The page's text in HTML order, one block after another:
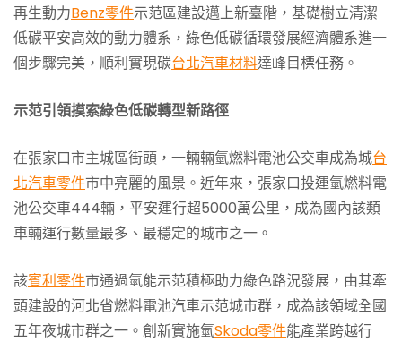
再生動力Benz零件示范區建設邁上新臺階，基礎樹立清潔
低碳平安高效的動力體系，綠色低碳循環發展經濟體系進一
個步驟完美，順利實現碳台北汽車材料達峰目標任務。
示范引領摸索綠色低碳轉型新路徑
在張家口市主城區街頭，一輛輛氫燃料電池公交車成為城台
北汽車零件市中亮麗的風景。近年來，張家口投運氫燃料電
池公交車444輛，平安運行超5000萬公里，成為國內該類
車輛運行數量最多、最穩定的城市之一。
該賓利零件市通過氫能示范積極助力綠色路況發展，由其牽
頭建設的河北省燃料電池汽車示范城市群，成為該領域全國
五年夜城市群之一。創新實施氫Skoda零件能產業跨越行